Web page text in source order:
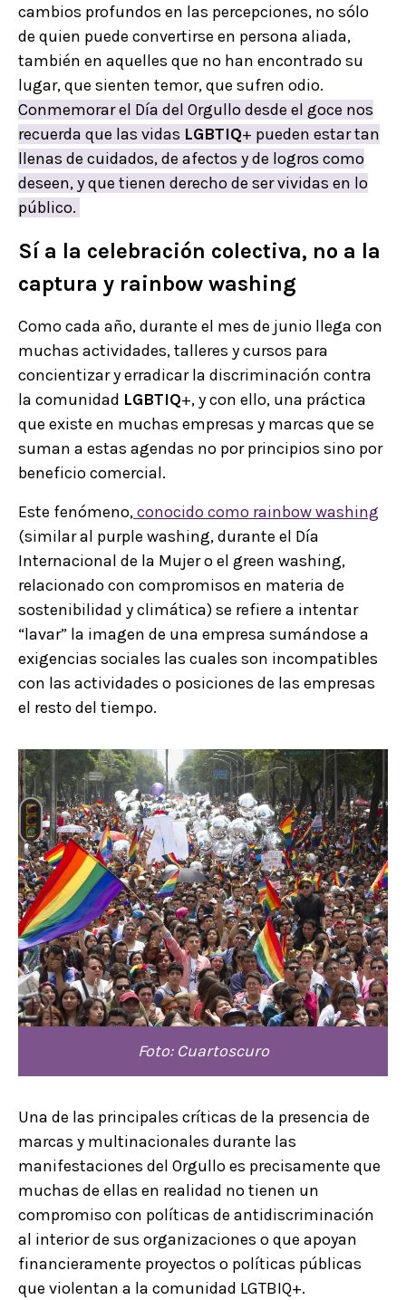
cambios profundos en las percepciones, no sólo
de quien puede convertirse en persona aliada,
también en aquelles que no han encontrado su
lugar, que sienten temor, que sufren odio.
Conmemorar el Día del Orgullo desde el goce nos
recuerda que las vidas LGBTIQ+ pueden estar tan
llenas de cuidados, de afectos y de logros como
deseen, y que tienen derecho de ser vividas en lo
público.
Sí a la celebración colectiva, no a la
captura y rainbow washing
Como cada año, durante el mes de junio llega con
muchas actividades, talleres y cursos para
concientizar y erradicar la discriminación contra
la comunidad LGBTIQ+, y con ello, una práctica
que existe en muchas empresas y marcas que se
suman a estas agendas no por principios sino por
beneficio comercial.
Este fenómeno,conocido como rainbow washing
(similar al purple washing, durante el Día
Internacional de la Mujer o el green washing,
relacionado con compromisos en materia de
sostenibilidad y climática) se refiere a intentar
“lavar” la imagen de una empresa sumándose a
exigencias sociales las cuales son incompatibles
con las actividades o posiciones de las empresas
el resto del tiempo.
Foto: Cuartoscuro
Una de las principales críticas de la presencia de
marcas y multinacionales durante las
manifestaciones del Orgullo es precisamente que
muchas de ellas en realidad no tienen un
compromiso con políticas de antidiscriminación
al interior de sus organizaciones o que apoyan
financieramente proyectos o políticas públicas
que violentan a la comunidad LGTBIQ+.